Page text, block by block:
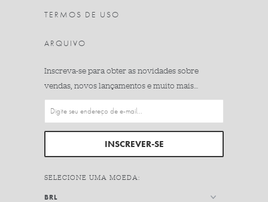
TERMOS DE USO
ARQUIVO
Inscreva-se para obter as novidades sobre
vendas, novos lançamentos e muito mais…
SELECIONE UMA MOEDA: